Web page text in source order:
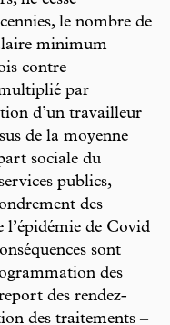
le nombre de
minimum
contre
par
d’un travailleur
de la moyenne
sociale du
publics,
des
l’épidémie de Covid
sont
des
des rendez-
des traitements –